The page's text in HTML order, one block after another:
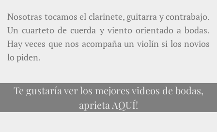
Nosotras tocamos el clarinete, guitarra y contrabajo.
Un cuarteto de cuerda y viento orientado a bodas.
Hay veces que nos acompaña un violín si los novios
lo piden.
Te gustaría ver los mejores videos de bodas,
aprieta AQUÍ!